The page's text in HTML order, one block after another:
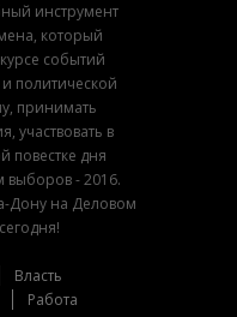
инструмент
который
событий
политической
принимать
участвовать в
повестке дня
выборов - 2016.
Дону на Деловом
Власть
Работа